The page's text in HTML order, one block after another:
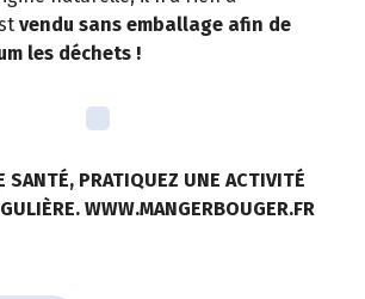
vendu sans emballage afin de
les déchets !
SANTÉ, PRATIQUEZ UNE ACTIVITÉ
WWW.MANGERBOUGER.FR